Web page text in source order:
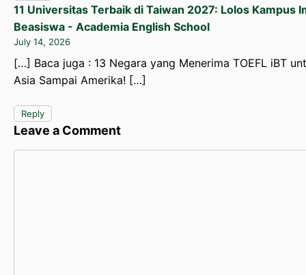
11 Universitas Terbaik di Taiwan 2027: Lolos Kampus
Beasiswa - Academia English School
July 14, 2026
[…] Baca juga : 13 Negara yang Menerima TOEFL iBT
Asia Sampai Amerika! […]
Reply
Leave a Comment